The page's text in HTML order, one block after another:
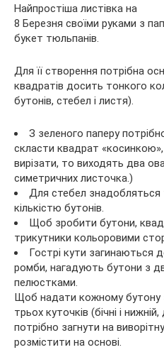
Найпростіша листівка на
8 Березня своїми руками з
букет тюльпанів.
Для її створення потрібна
квадратів досить тонкого
бутонів, стебел і листя).
З зеленого паперу
скласти квадрат «косинкою»,
вирізати, то виходять два
симетричних листочка.)
Для стебел знадобляться
кількістю бутонів.
Щоб зробити бутони,
трикутники кольоровими
Гострі кути загинаються
ромби, нагадують бутони з
пелюстками.
Щоб надати кожному бутону
трьох куточків (бічні і
потрібно загнути на
розмістити на основі.